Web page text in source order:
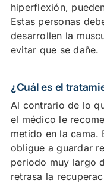
hiperflexión,
Estas personas
desarrollen la
evitar que se dañe.
¿Cuál es el
Al contrario de lo
el médico le
metido en la cama.
obligue a guardar
periodo muy largo
retrasa la